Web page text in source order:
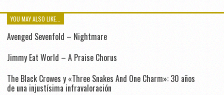
YOU MAY ALSO LIKE...
Avenged Sevenfold – Nightmare
Jimmy Eat World – A Praise Chorus
The Black Crowes y «Three Snakes And One Charm»: 30 años
de una injustísima infravaloración